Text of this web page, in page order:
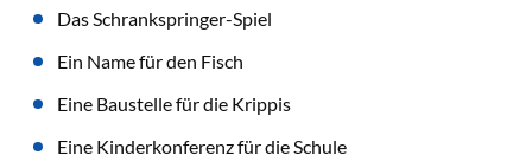
Das Schrankspringer-Spiel
Ein Name für den Fisch
Eine Baustelle für die Krippis
Eine Kinderkonferenz für die Schule